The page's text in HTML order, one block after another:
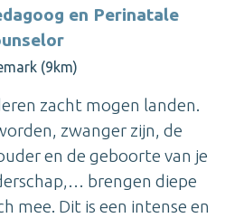
en Perinatale
(9km)
zacht mogen landen.
zwanger zijn, de
en de geboorte van je
brengen diepe
mee. Dit is een intense en